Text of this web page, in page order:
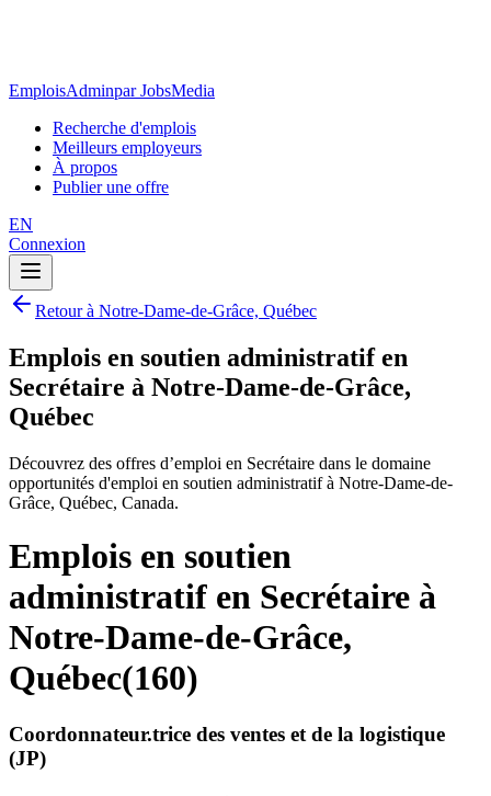
EmploisAdminpar JobsMedia
Recherche d'emplois
Meilleurs employeurs
À propos
Publier une offre
EN
Connexion
Retour à Notre-Dame-de-Grâce, Québec
Emplois en soutien administratif en
Secrétaire à Notre-Dame-de-Grâce,
Québec
Découvrez des offres d’emploi en Secrétaire dans le domaine
opportunités d'emploi en soutien administratif à Notre-Dame-de-
Grâce, Québec, Canada.
Emplois en soutien
administratif en Secrétaire à
Notre-Dame-de-Grâce,
Québec(160)
Coordonnateur.trice des ventes et de la logistique
(JP)